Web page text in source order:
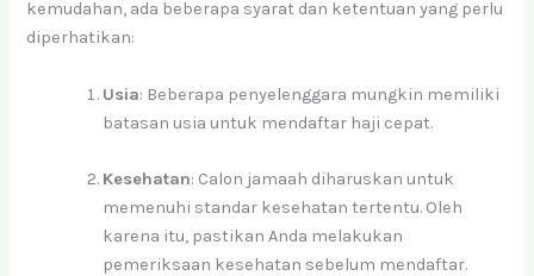
kemudahan, ada beberapa syarat dan ketentuan yang perlu
diperhatikan:
Usia: Beberapa penyelenggara mungkin memiliki
batasan usia untuk mendaftar haji cepat.
Kesehatan: Calon jamaah diharuskan untuk
memenuhi standar kesehatan tertentu. Oleh
karena itu, pastikan Anda melakukan
pemeriksaan kesehatan sebelum mendaftar.